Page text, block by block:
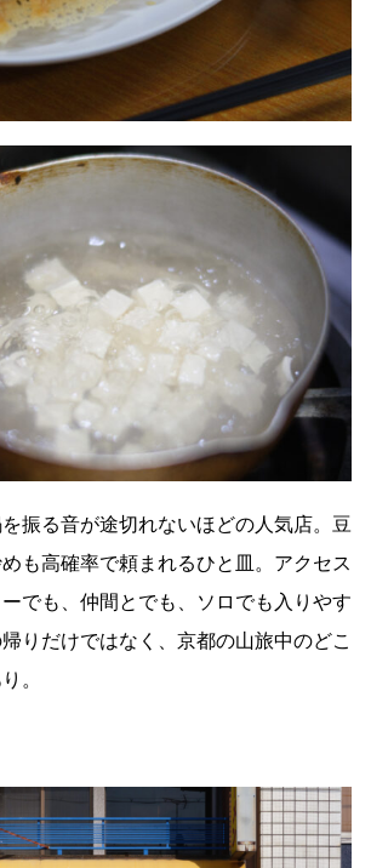
振る音が途切れないほどの人気店。豆
も高確率で頼まれるひと皿。アクセス
でも、仲間とでも、ソロでも入りやす
りだけではなく、京都の山旅中のどこ
。